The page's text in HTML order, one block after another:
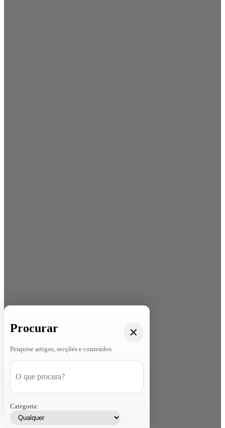
Procurar
Pesquise artigos, secções e conteúdos
Categoria: